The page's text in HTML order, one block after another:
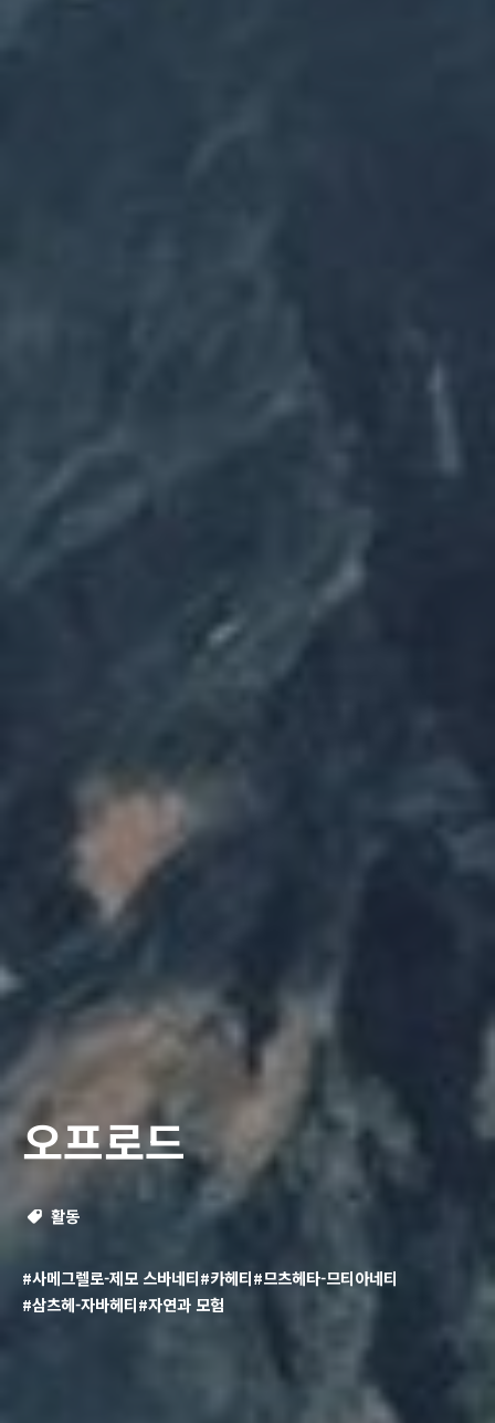
오프로드
활동
#사메그렐로-제모 스바네티#카헤티#므츠헤타-므티아네티
#삼츠헤-자바헤티#자연과 모험